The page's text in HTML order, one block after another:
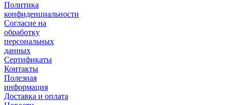
Политика
конфиденциальности
Согласие на
обработку
персональных
данных
Сертификаты
Контакты
Полезная
информация
Доставка и оплата